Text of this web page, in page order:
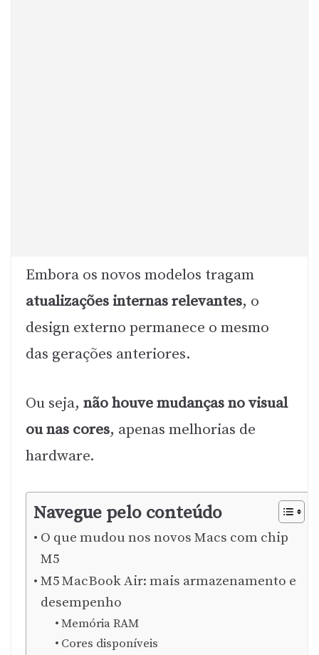
Embora os novos modelos tragam
atualizações internas relevantes, o
design externo permanece o mesmo
das gerações anteriores.
Ou seja, não houve mudanças no visual
ou nas cores, apenas melhorias de
hardware.
Navegue pelo conteúdo
O que mudou nos novos Macs com chip
M5
M5 MacBook Air: mais armazenamento e
desempenho
Memória RAM
Cores disponíveis